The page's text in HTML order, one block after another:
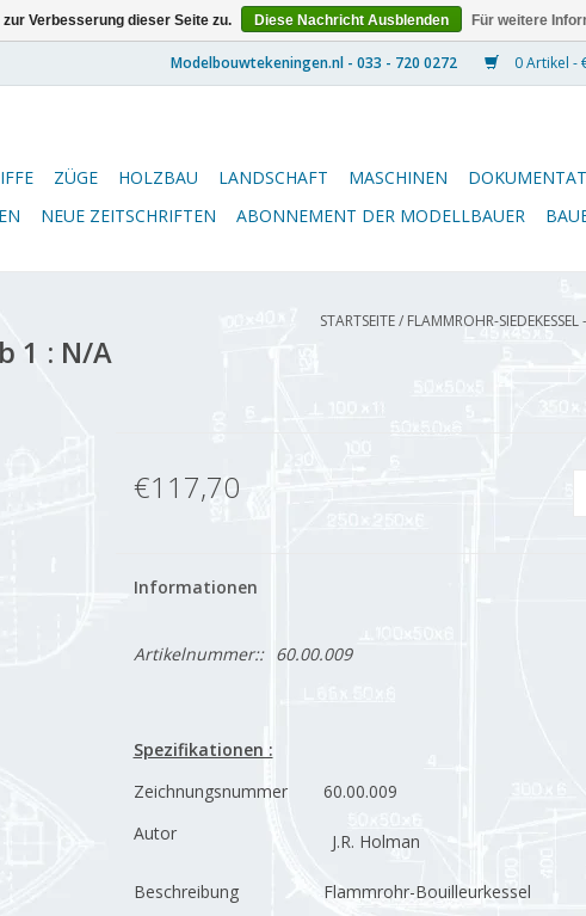
0 Artikel -
ZÜGE HOLZBAU LANDSCHAFT MASCHINEN
NEUE ZEITSCHRIFTEN ABONNEMENT DER MODELLBAUER
1 : N/A
STARTSEITE/ FLAMMROHR-
€117,70
Informationen
Artikelnummer:: 60.00.009
Spezifikationen :
Zeichnungsnummer
60.00.009
Autor
J.R. Holman
Beschreibung
Flammrohr-Bouilleurkessel
Verbesserung dieser Seite zu. Diese Nachricht Ausblenden Für weitere